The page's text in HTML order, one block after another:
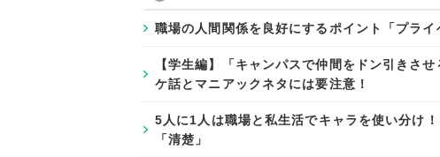
職場の人間関係を良好にするポイント「プラ
【学生編】「キャンパスで仲間をドン引きさ
ケ話とマニアックネタには要注意！
5人に1人は職場と私生活でキャラを使い分け
「清楚」